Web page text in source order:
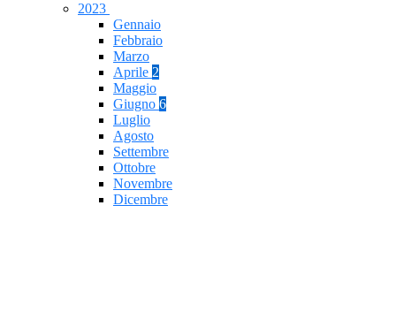
2023
Gennaio
Febbraio
Marzo
Aprile 2
Maggio
Giugno 6
Luglio
Agosto
Settembre
Ottobre
Novembre
Dicembre